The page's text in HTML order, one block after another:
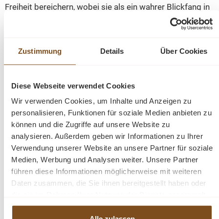
Zustimmung Details Über Cookies
Diese Webseite verwendet Cookies
Wir verwenden Cookies, um Inhalte und Anzeigen zu
personalisieren, Funktionen für soziale Medien anbieten zu
können und die Zugriffe auf unsere Website zu
analysieren. Außerdem geben wir Informationen zu Ihrer
Verwendung unserer Website an unsere Partner für soziale
Medien, Werbung und Analysen weiter. Unsere Partner
führen diese Informationen möglicherweise mit weiteren
Daten zusammen, die Sie ihnen bereitgestellt haben oder
haben.
Freiheit bereichern, wobei sie als ein wahrer Blickfang in
ihrem Garten dienen wird und diesem einen klassischen
Kombinieren Sie diesen Artikel mit anderen Outdoor
Möbeln aus unserer Kollektion!
Die Abmessungen: H/B/T- 105/120/80 cm /
105/140/85 / 105/200/90
Teak Holz